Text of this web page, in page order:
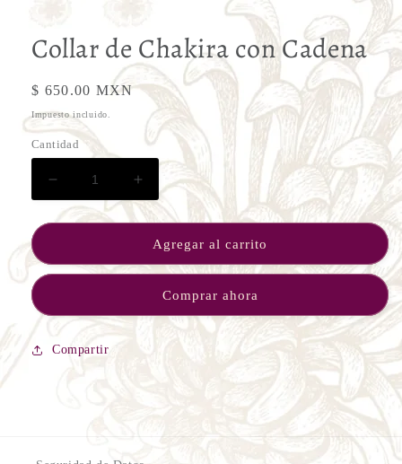
ventana
modal
Collar de Chakira con Cadena
Precio
habitual
$ 650.00 MXN
Impuesto incluido.
Cantidad
Reducir
cantidad
para
de
Cadena
Aumentar
cantidad
para
Collar
de
Cadena
Agregar al carrito
Comprar ahora
Compartir